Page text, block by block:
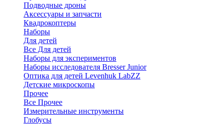
Подводные дроны
Аксессуары и запчасти
Квадрокоптеры
Наборы
Для детей
Все Для детей
Наборы для экспериментов
Наборы исследователя Bresser Junior
Оптика для детей Levenhuk LabZZ
Детские микроскопы
Прочее
Все Прочее
Измерительные инструменты
Глобусы